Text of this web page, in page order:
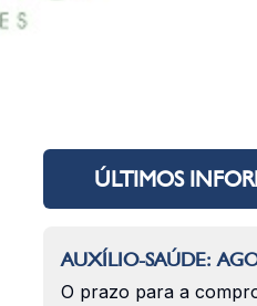
ÚLTIMOS
AUXÍLIO-SAÚDE:
O prazo para a